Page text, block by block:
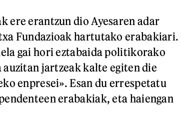
ere erantzun dio Ayesaren adar
Fundazioak hartutako erabakiari.
gai hori eztabaida politikorako
jartzeak kalte egiten die
enpresei». Esan du errespetatu
erabakiak, eta haiengan